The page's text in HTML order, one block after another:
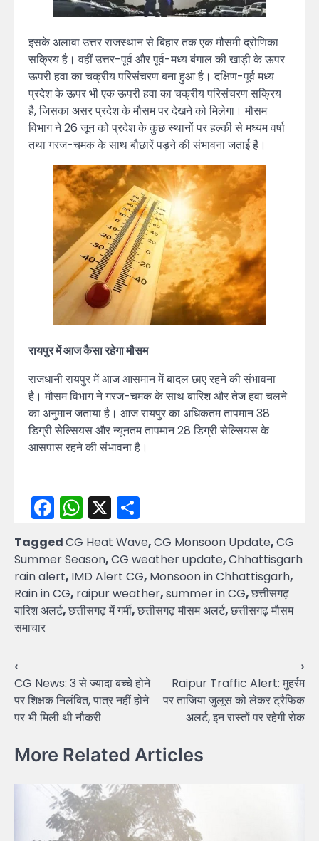
इसके अलावा उत्तर राजस्थान से बिहार तक एक मौसमी द्रोणिका
सक्रिय है। वहीं उत्तर-पूर्व और पूर्व-मध्य बंगाल की खाड़ी के ऊपर
ऊपरी हवा का चक्रीय परिसंचरण बना हुआ है। दक्षिण-पूर्व मध्य
प्रदेश के ऊपर भी एक ऊपरी हवा का चक्रीय परिसंचरण सक्रिय
है, जिसका असर प्रदेश के मौसम पर देखने को मिलेगा। मौसम
विभाग ने 26 जून को प्रदेश के कुछ स्थानों पर हल्की से मध्यम वर्षा
तथा गरज-चमक के साथ बौछारें पड़ने की संभावना जताई है।
रायपुर में आज कैसा रहेगा मौसम
राजधानी रायपुर में आज आसमान में बादल छाए रहने की संभावना
है। मौसम विभाग ने गरज-चमक के साथ बारिश और तेज हवा चलने
का अनुमान जताया है। आज रायपुर का अधिकतम तापमान 38
डिग्री सेल्सियस और न्यूनतम तापमान 28 डिग्री सेल्सियस के
आसपास रहने की संभावना है।
Facebook
WhatsApp
X
TaggedCG Heat Wave,CG Monsoon Update,CG
Summer Season,CG weather update,Chhattisgarh
rain alert, IMD Alert CG, Monsoon in Chhattisgarh,
Rain in CG, raipur weather,summer in CG,छत्तीसगढ़
बारिश अलर्ट,छत्तीसगढ़ में गर्मी,छत्तीसगढ़ मौसम अलर्ट,छत्तीसगढ़ मौसम
समाचार
Post
navigation
⟵
CG News: 3 से ज्यादा बच्चे होने
पर शिक्षक निलंबित, पात्र नहीं होने
पर भी मिली थी नौकरी
Raipur Traffic Alert: मुहर्रम
पर ताजिया जुलूस को लेकर ट्रैफिक
अलर्ट, इन रास्तों पर रहेगी रोक
⟶
More Related Articles